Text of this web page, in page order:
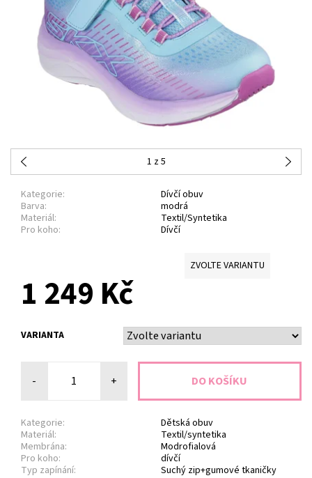
1 z 5
Kategorie:
Dívčí obuv
Barva:
modrá
Materiál:
Textil/Syntetika
Pro koho:
Dívčí
ZVOLTE VARIANTU
1 249 Kč
VARIANTA
- +
Kategorie:
Dětská obuv
Materiál:
Textil/syntetika
Membrána:
Modrofialová
Pro koho:
dívčí
Typ zapínání:
Suchý zip+gumové tkaničky